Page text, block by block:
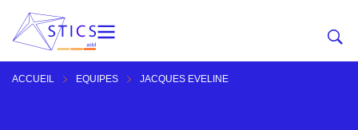
ACCUEIL EQUIPES JACQUES EVELINE